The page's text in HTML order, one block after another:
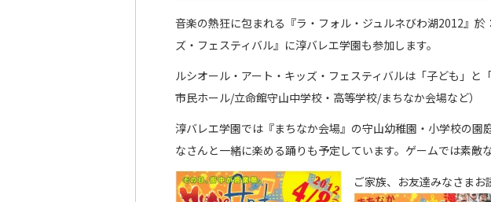
音楽の熱狂に包まれる『ラ・フォル・ジュルネびわ湖2012』
ズ・フェスティバル』に淳バレエ学園も参加します。
ルシオール・アート・キッズ・フェスティバルは「子ども」
市民ホール/立命館守山中学校・高等学校/まちなか会場など）
淳バレエ学園では『まちなか会場』の守山幼稚園・小学校の
なさんと一緒に楽める踊りも予定しています。ゲームでは素敵
ご家族、お友達みなさま